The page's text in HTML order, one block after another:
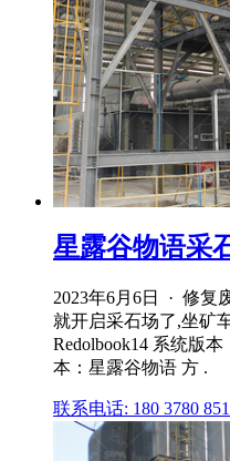
星露谷物语采
2023年6月6日 · 修复
就开启采石场了,坐矿
Redolbook14 系统版
本：星露谷物语 方 .
联系电话: 180 3780